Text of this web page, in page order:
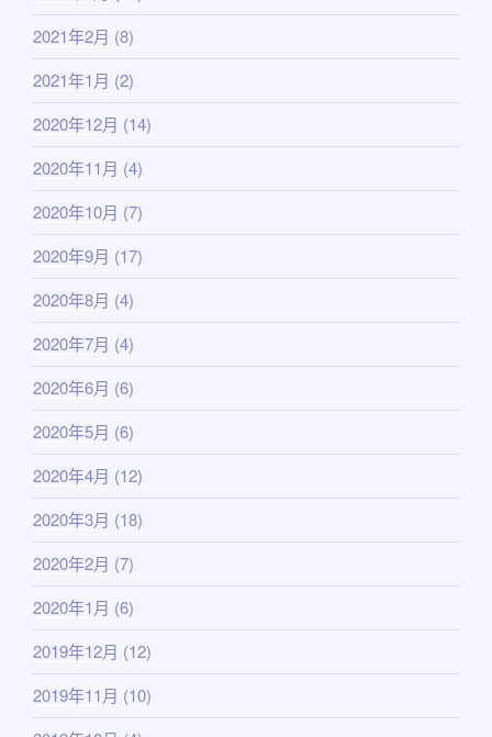
2021年2月 (8)
2021年1月 (2)
2020年12月 (14)
2020年11月 (4)
2020年10月 (7)
2020年9月 (17)
2020年8月 (4)
2020年7月 (4)
2020年6月 (6)
2020年5月 (6)
2020年4月 (12)
2020年3月 (18)
2020年2月 (7)
2020年1月 (6)
2019年12月 (12)
2019年11月 (10)